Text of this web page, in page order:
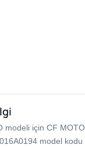
modeli için CF
model kodu